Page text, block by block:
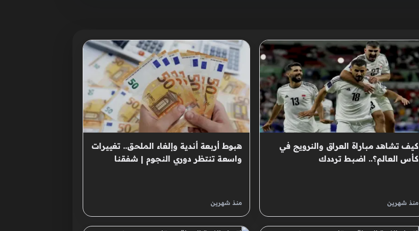
كيف تشاهد مباراة العراق والنرويج في
كأس العالم؟.. اضبط ترددك
منذ شهرين
هبوط أربعة أندية وإلغاء الملحق.. تغييرات
واسعة تنتظر دوري النجوم | شفقنا
منذ شهرين